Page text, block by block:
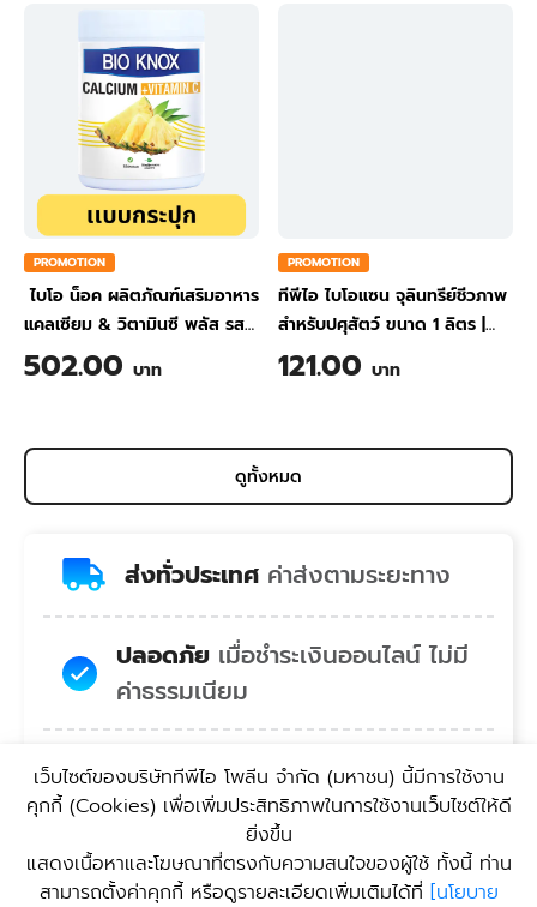
PROMOTION
ไบโอ น็อค ผลิตภัณฑ์เสริมอาหาร
แคลเซียม & วิตามินซี พลัส รส
สับปะรด ขนาด 200 กรัม
502.00 บาท
PROMOTION
ทีพีไอ ไบโอแซน จุลินทรีย์ชีวภาพ
สำหรับปศุสัตว์ ขนาด 1 ลิตร
TPI BIO-SAN Organic
Wastewater Treatment for
121.00 บาท
ดูทั้งหมด
ส่งทั่วประเทศ ค่าส่งตามระยะทาง
ปลอดภัย เมื่อชำระเงินออนไลน์ ไม่มี
ค่าธรรมเนียม
สบายใจ คอลเซ็นเตอร์พร้อมยินดี
บริการ
สะดวก บริการรับสินค้า
เว็บไซต์ของบริษัททีพีไอ โพลีน จํากัด (มหาชน) นี้มีการใช้งาน
คุกกี้ (Cookies) เพื่อเพิ่มประสิทธิภาพในการใช้งานเว็บไซต์ให้ดี
ยิ่งขึ้น
แสดงเนื้อหาและโฆษณาที่ตรงกับความสนใจของผู้ใช้ ทั้งนี้ ท่าน
สามารถตั้งค่าคุกกี้ หรือดูรายละเอียดเพิ่มเติมได้ที่ [นโยบาย